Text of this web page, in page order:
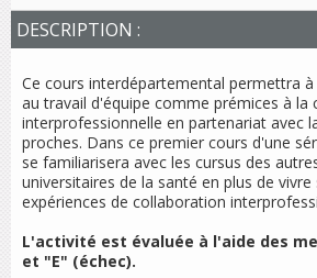
DESCRIPTION :
Ce cours interdépartemental permettra
au travail d'équipe comme prémices à la
interprofessionnelle en partenariat avec
proches. Dans ce premier cours d'une
se familiarisera avec les cursus des
universitaires de la santé en plus de vivre
expériences de collaboration
L'activité est évaluée à l'aide des
et "E" (échec).